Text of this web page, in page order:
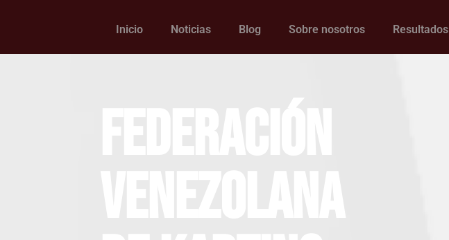
Inicio Noticias Blog Sobre nosotros Resultados